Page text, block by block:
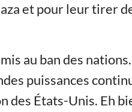
et pour leur tirer
au ban des
puissances
des États-Unis. Eh